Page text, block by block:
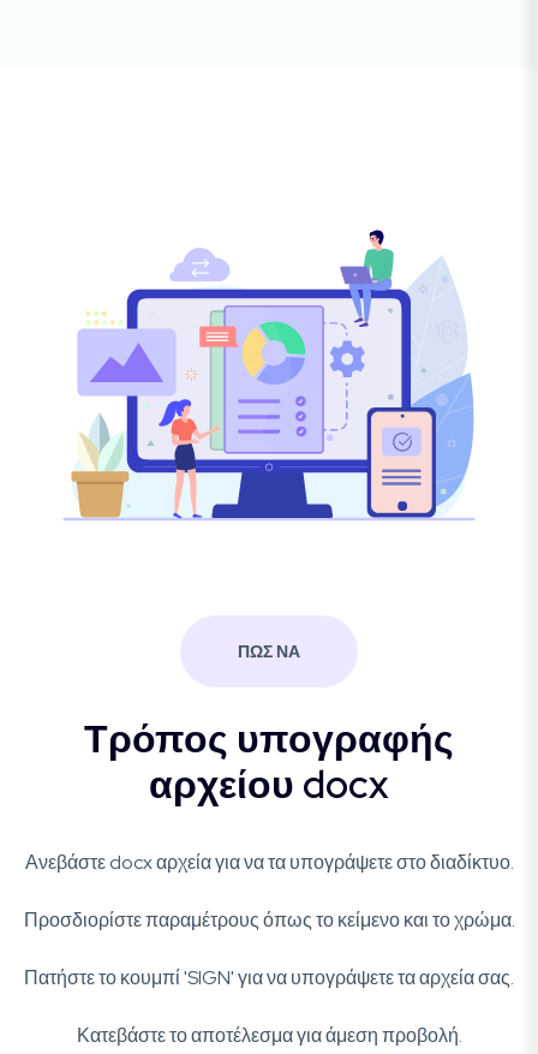
ΠΩΣ ΝΑ
Τρόπος υπογραφής
αρχείου docx
Ανεβάστε docx αρχεία για να τα υπογράψετε στο διαδίκτυο.
Προσδιορίστε παραμέτρους όπως το κείμενο και το χρώμα.
Πατήστε το κουμπί 'SIGN' για να υπογράψετε τα αρχεία σας.
Κατεβάστε το αποτέλεσμα για άμεση προβολή.